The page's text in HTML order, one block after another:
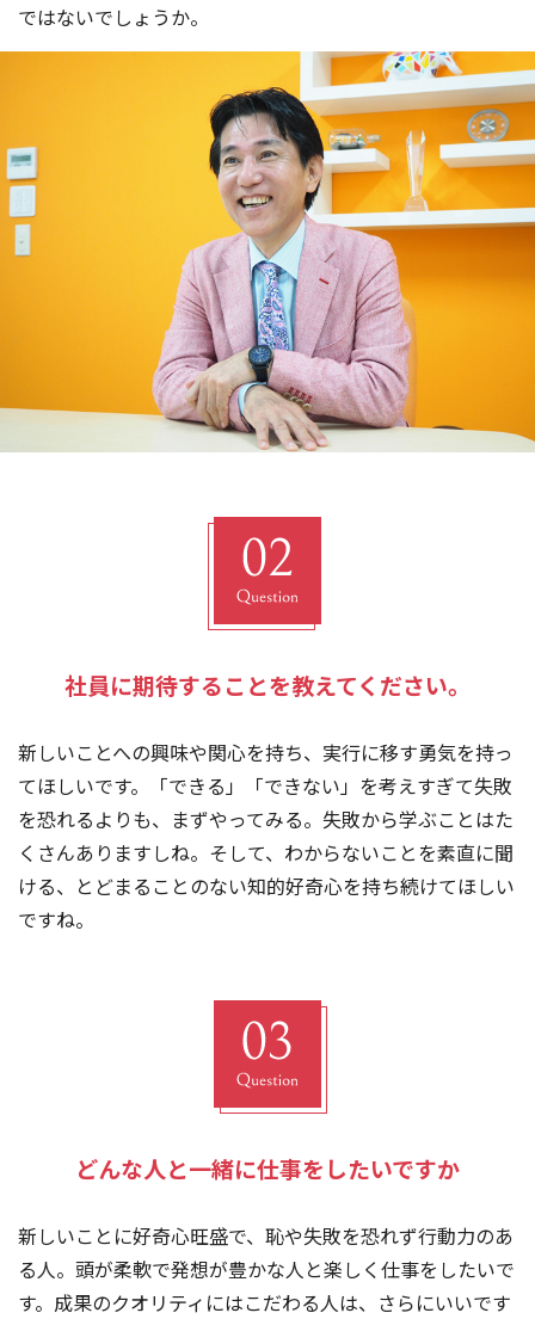
ではないでしょうか。
社員に期待することを教えてください。
新しいことへの興味や関心を持ち、実行に移す勇気を持っ
てほしいです。「できる」「できない」を考えすぎて失敗
を恐れるよりも、まずやってみる。失敗から学ぶことはた
くさんありますしね。そして、わからないことを素直に聞
ける、とどまることのない知的好奇心を持ち続けてほしい
ですね。
どんな人と一緒に仕事をしたいですか
新しいことに好奇心旺盛で、恥や失敗を恐れず行動力のあ
る人。頭が柔軟で発想が豊かな人と楽しく仕事をしたいで
す。成果のクオリティにはこだわる人は、さらにいいです